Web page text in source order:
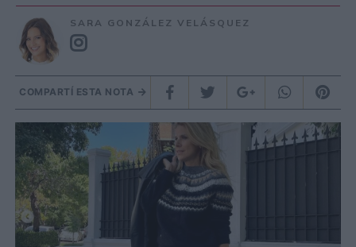
SARA GONZÁLEZ VELÁSQUEZ
COMPARTÍ ESTA NOTA